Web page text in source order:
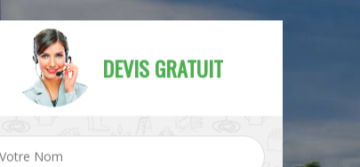
Pose et changement de Pose de grillage 37
DEVIS GRATUIT